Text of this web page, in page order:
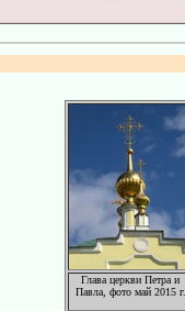
Глава церкви Петра и
Павла, фото май 2015 г.